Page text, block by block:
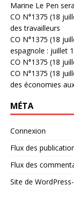
Marine Le Pen
CO N°1375 (18
des travailleurs
CO N°1375 (18
espagnole : juillet
CO N°1375 (18
CO N°1375 (18
des économies
MÉTA
Connexion
Flux des
Flux des
Site de